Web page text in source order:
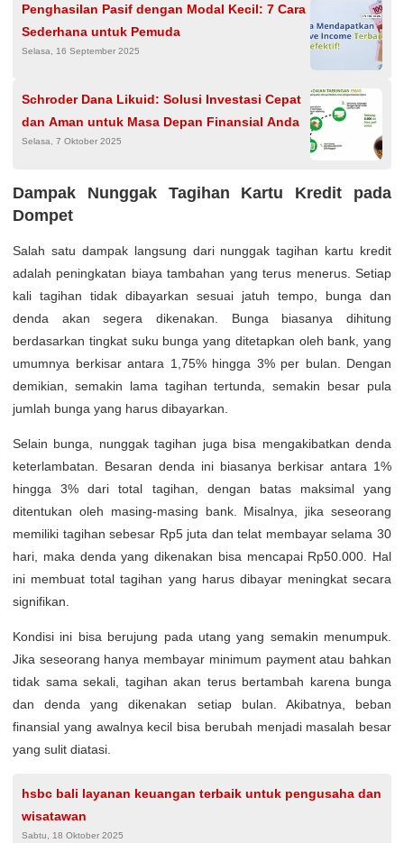
Penghasilan Pasif dengan Modal Kecil: 7 Cara
Sederhana untuk Pemuda
Selasa, 16 September 2025
Schroder Dana Likuid: Solusi Investasi Cepat
dan Aman untuk Masa Depan Finansial Anda
Selasa, 7 Oktober 2025
Dampak Nunggak Tagihan Kartu Kredit pada
Dompet
Salah satu dampak langsung dari nunggak tagihan kartu kredit
adalah peningkatan biaya tambahan yang terus menerus. Setiap
kali tagihan tidak dibayarkan sesuai jatuh tempo, bunga dan
denda akan segera dikenakan. Bunga biasanya dihitung
berdasarkan tingkat suku bunga yang ditetapkan oleh bank, yang
umumnya berkisar antara 1,75% hingga 3% per bulan. Dengan
demikian, semakin lama tagihan tertunda, semakin besar pula
jumlah bunga yang harus dibayarkan.
Selain bunga, nunggak tagihan juga bisa mengakibatkan denda
keterlambatan. Besaran denda ini biasanya berkisar antara 1%
hingga 3% dari total tagihan, dengan batas maksimal yang
ditentukan oleh masing-masing bank. Misalnya, jika seseorang
memiliki tagihan sebesar Rp5 juta dan telat membayar selama 30
hari, maka denda yang dikenakan bisa mencapai Rp50.000. Hal
ini membuat total tagihan yang harus dibayar meningkat secara
signifikan.
Kondisi ini bisa berujung pada utang yang semakin menumpuk.
Jika seseorang hanya membayar minimum payment atau bahkan
tidak sama sekali, tagihan akan terus bertambah karena bunga
dan denda yang dikenakan setiap bulan. Akibatnya, beban
finansial yang awalnya kecil bisa berubah menjadi masalah besar
yang sulit diatasi.
hsbc bali layanan keuangan terbaik untuk pengusaha dan
wisatawan
Sabtu, 18 Oktober 2025